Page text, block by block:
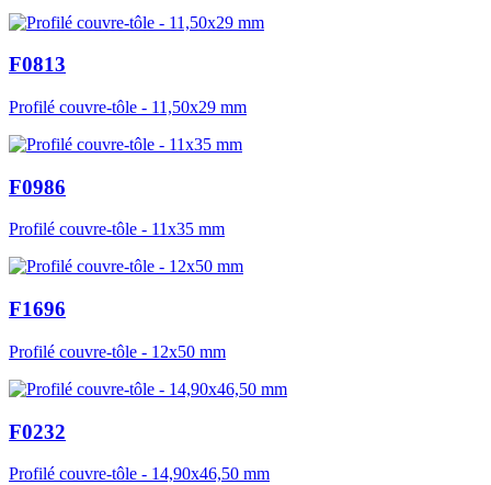
F0813
Profilé couvre-tôle - 11,50x29 mm
F0986
Profilé couvre-tôle - 11x35 mm
F1696
Profilé couvre-tôle - 12x50 mm
F0232
Profilé couvre-tôle - 14,90x46,50 mm